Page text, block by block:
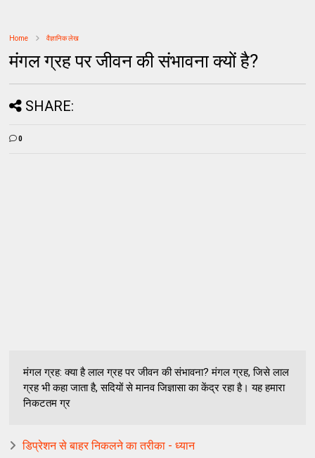
Home वैज्ञानिक लेख
मंगल ग्रह पर जीवन की संभावना क्यों है?
SHARE:
0
मंगल ग्रह: क्या है लाल ग्रह पर जीवन की संभावना? मंगल ग्रह, जिसे लाल
ग्रह भी कहा जाता है, सदियों से मानव जिज्ञासा का केंद्र रहा है। यह हमारा
निकटतम ग्र
डिप्रेशन से बाहर निकलने का तरीका - ध्यान